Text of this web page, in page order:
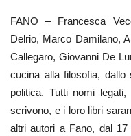
FANO – Francesca
Delrio, Marco Damilano,
Callegaro, Giovanni De
cucina alla filosofia,
politica. Tutti nomi
scrivono, e i loro libri
altri autori a Fano, dal